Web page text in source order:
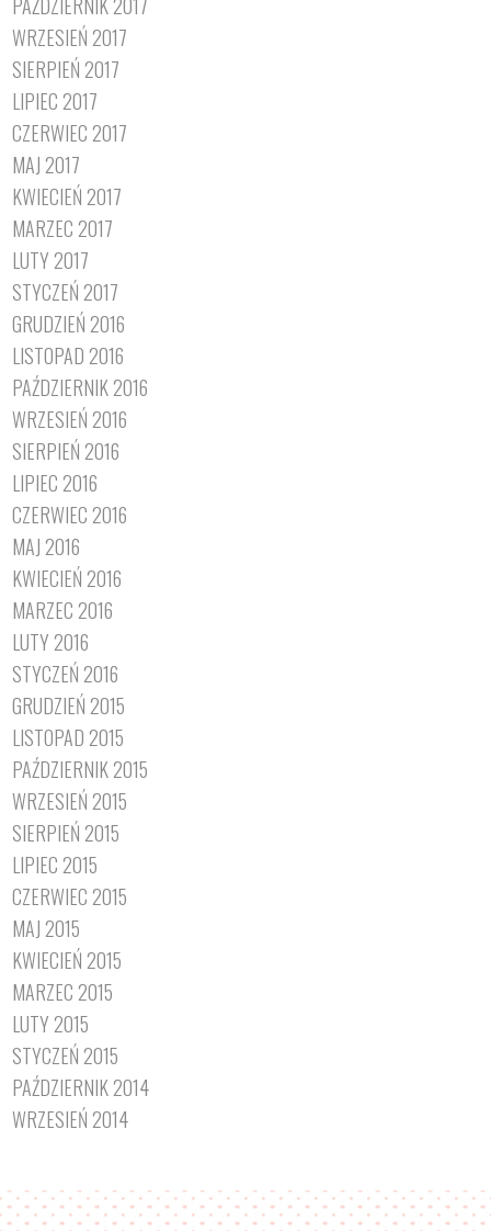
WRZESIEŃ 2017
SIERPIEŃ 2017
LIPIEC 2017
CZERWIEC 2017
MAJ 2017
KWIECIEŃ 2017
MARZEC 2017
LUTY 2017
STYCZEŃ 2017
GRUDZIEŃ 2016
LISTOPAD 2016
PAŹDZIERNIK 2016
WRZESIEŃ 2016
SIERPIEŃ 2016
LIPIEC 2016
CZERWIEC 2016
MAJ 2016
KWIECIEŃ 2016
MARZEC 2016
LUTY 2016
STYCZEŃ 2016
GRUDZIEŃ 2015
LISTOPAD 2015
PAŹDZIERNIK 2015
WRZESIEŃ 2015
SIERPIEŃ 2015
LIPIEC 2015
CZERWIEC 2015
MAJ 2015
KWIECIEŃ 2015
MARZEC 2015
LUTY 2015
STYCZEŃ 2015
PAŹDZIERNIK 2014
WRZESIEŃ 2014